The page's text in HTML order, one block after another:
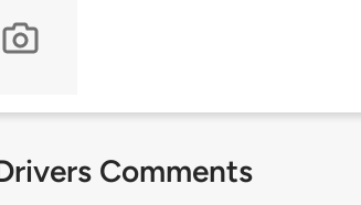
Comments